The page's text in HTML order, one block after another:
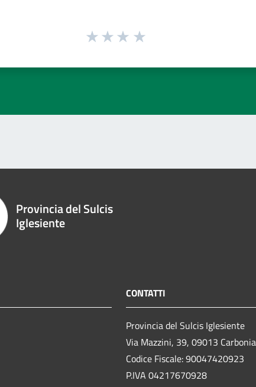
Provincia del Sulcis
Iglesiente
CONTATTI
Provincia del Sulcis Iglesiente
Via Mazzini, 39, 09013
Codice Fiscale: 90047420923
P.IVA 04217670928